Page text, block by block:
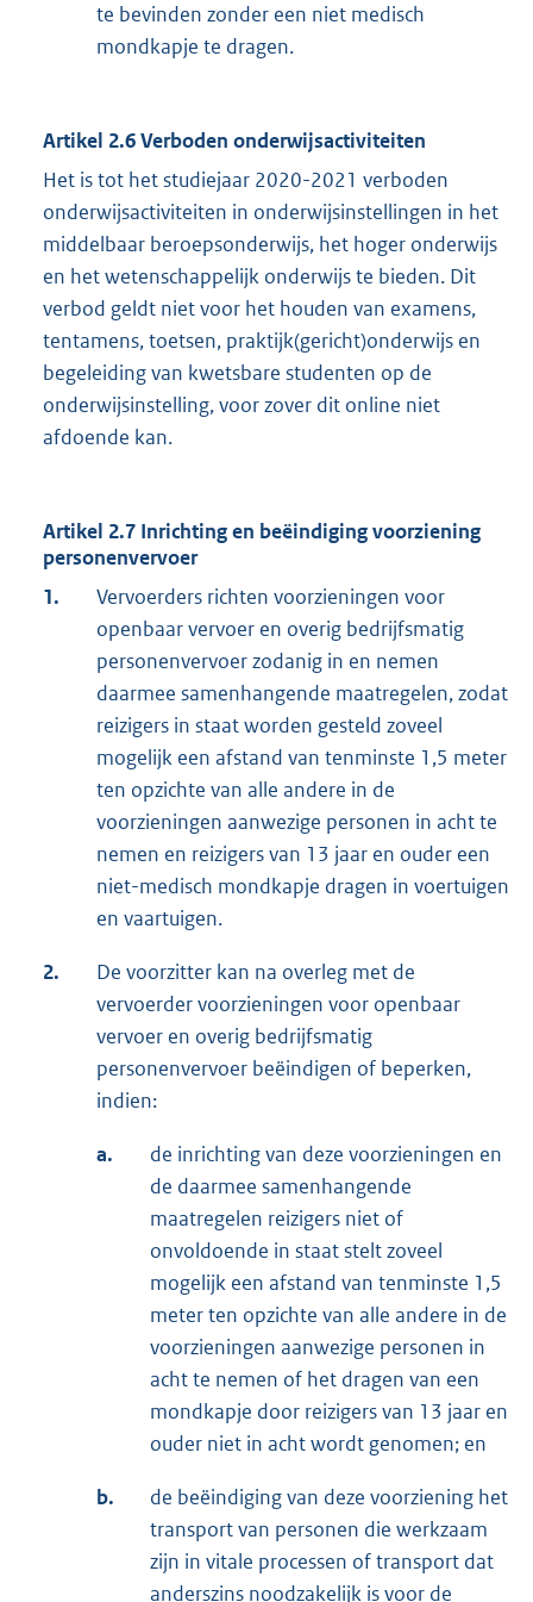
te bevinden zonder een niet medisch
mondkapje te dragen.
Artikel 2.6 Verboden onderwijsactiviteiten
Het is tot het studiejaar 2020-2021 verboden
onderwijsactiviteiten in onderwijsinstellingen in het
middelbaar beroepsonderwijs, het hoger onderwijs
en het wetenschappelijk onderwijs te bieden. Dit
verbod geldt niet voor het houden van examens,
tentamens, toetsen, praktijk(gericht)onderwijs en
begeleiding van kwetsbare studenten op de
onderwijsinstelling, voor zover dit online niet
afdoende kan.
Artikel 2.7 Inrichting en beëindiging voorziening
personenvervoer
1.
Vervoerders richten voorzieningen voor
openbaar vervoer en overig bedrijfsmatig
personenvervoer zodanig in en nemen
daarmee samenhangende maatregelen, zodat
reizigers in staat worden gesteld zoveel
mogelijk een afstand van tenminste 1,5 meter
ten opzichte van alle andere in de
voorzieningen aanwezige personen in acht te
nemen en reizigers van 13 jaar en ouder een
niet-medisch mondkapje dragen in voertuigen
en vaartuigen.
2.
De voorzitter kan na overleg met de
vervoerder voorzieningen voor openbaar
vervoer en overig bedrijfsmatig
personenvervoer beëindigen of beperken,
indien:
a.
de inrichting van deze voorzieningen en
de daarmee samenhangende
maatregelen reizigers niet of
onvoldoende in staat stelt zoveel
mogelijk een afstand van tenminste 1,5
meter ten opzichte van alle andere in de
voorzieningen aanwezige personen in
acht te nemen of het dragen van een
mondkapje door reizigers van 13 jaar en
ouder niet in acht wordt genomen; en
b.
de beëindiging van deze voorziening het
transport van personen die werkzaam
zijn in vitale processen of transport dat
anderszins noodzakelijk is voor de